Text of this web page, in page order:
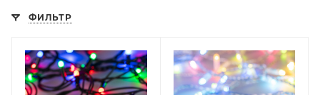
ФИЛЬТР